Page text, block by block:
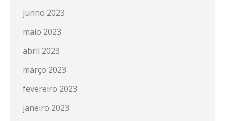
junho 2023
maio 2023
abril 2023
março 2023
fevereiro 2023
janeiro 2023